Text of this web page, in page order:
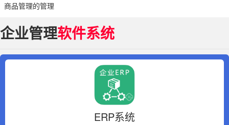
商品管理的管理
企业管理软件系统
ERP系统